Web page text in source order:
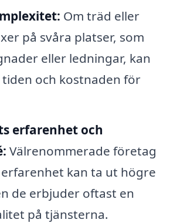
Om träd eller
på svåra platser, som
eller ledningar, kan
och kostnaden för
erfarenhet och
Välrenommerade företag
kan ta ut högre
de erbjuder oftast en
på tjänsterna.